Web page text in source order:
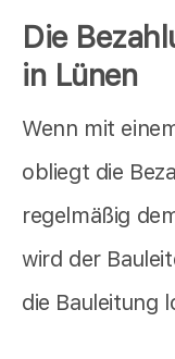
Die
in Lünen
Wenn mit
obliegt die
regelmäßig
wird der
die Bauleitung